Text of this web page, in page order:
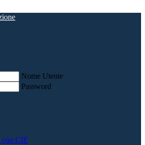
Nome Utente
Password
con CIE